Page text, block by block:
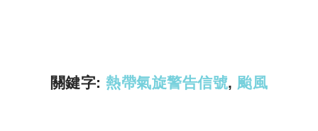
k
關鍵字:熱帶氣旋警告信號, 颱風